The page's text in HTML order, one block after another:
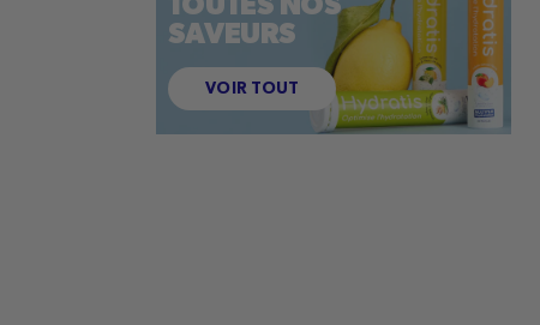
TOUTES NOS
SAVEURS
VOIR TOUT